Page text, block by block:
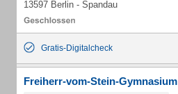
13597 Berlin - Spandau
Gratis-Digitalcheck
Freiherr-vom-Stein-Gymnasium